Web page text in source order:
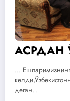
АСРДАН
...
деган…